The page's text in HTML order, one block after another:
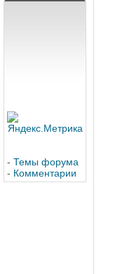
- Темы форума
- Комментарии